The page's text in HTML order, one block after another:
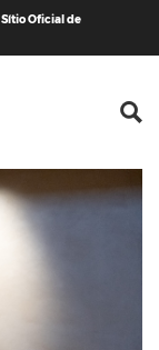
c)
Sítio Oficial de